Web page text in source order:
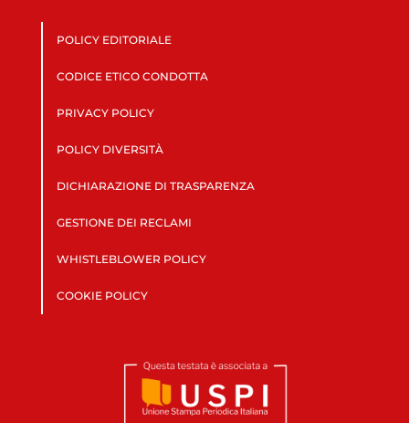
POLICY EDITORIALE
CODICE ETICO CONDOTTA
PRIVACY POLICY
POLICY DIVERSITÀ
DICHIARAZIONE DI TRASPARENZA
GESTIONE DEI RECLAMI
WHISTLEBLOWER POLICY
COOKIE POLICY